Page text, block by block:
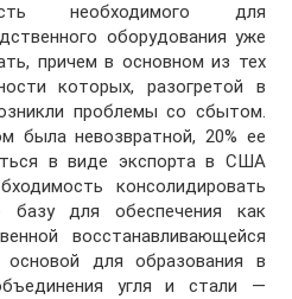
необходимого для
оборудования уже
причем в основном из тех
которых, разогретой в
проблемы со сбытом.
была невозвратной, 20% ее
в виде экспорта в США
консолидировать
базу для обеспечения как
восстанавливающейся
основой для образования в
угля и стали —